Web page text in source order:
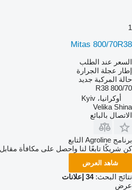
1
Mitas 800/70R38
السعر عند الطلب
إطار عجلة الجرارة
حالة المركبة جديد
800/70 R38
أوكرانيا، Kyiv
Velika Shina
الاتصال بالبائع
برنامج Agroline التابع
كن شريكًا تابعًا لنا واحصل على مكافأة
شاهد العرض
نتائج البحث:34 إعلانات
عرض